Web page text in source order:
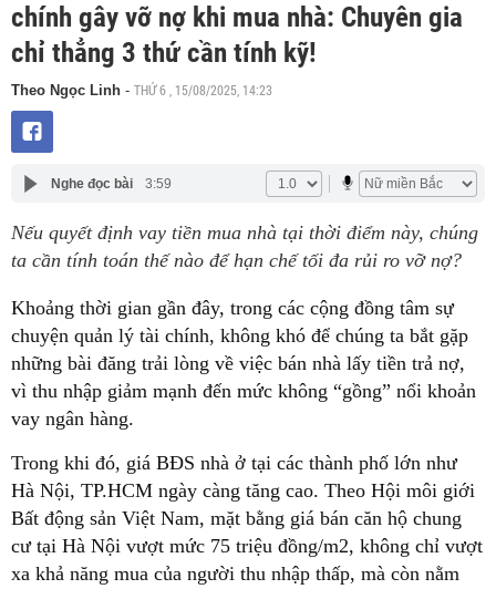
chính gây vỡ nợ khi mua nhà: Chuyên gia
chỉ thẳng 3 thứ cần tính kỹ!
Theo Ngọc Linh - THỨ 6 , 15/08/2025, 14:23
Nghe đọc bài 3:59
Nếu quyết định vay tiền mua nhà tại thời điểm này, chúng
ta cần tính toán thế nào để hạn chế tối đa rủi ro vỡ nợ?
Khoảng thời gian gần đây, trong các cộng đồng tâm sự
chuyện quản lý tài chính, không khó để chúng ta bắt gặp
những bài đăng trải lòng về việc bán nhà lấy tiền trả nợ,
vì thu nhập giảm mạnh đến mức không “gồng” nổi khoản
vay ngân hàng.
Trong khi đó, giá BĐS nhà ở tại các thành phố lớn như
Hà Nội, TP.HCM ngày càng tăng cao. Theo Hội môi giới
Bất động sản Việt Nam, mặt bằng giá bán căn hộ chung
cư tại Hà Nội vượt mức 75 triệu đồng/m2, không chỉ vượt
xa khả năng mua của người thu nhập thấp, mà còn nằm